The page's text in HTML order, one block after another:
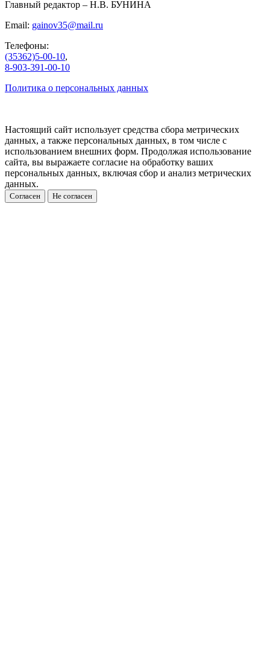
Главный редактор – Н.В. БУНИНА
Email: gainov35@mail.ru
Телефоны:
(35362)5-00-10,
8-903-391-00-10
Политика о персональных данных
Настоящий сайт использует средства сбора метрических
данных, а также персональных данных, в том числе с
использованием внешних форм. Продолжая использование
сайта, вы выражаете согласие на обработку ваших
персональных данных, включая сбор и анализ метрических
данных.
Согласен Не согласен